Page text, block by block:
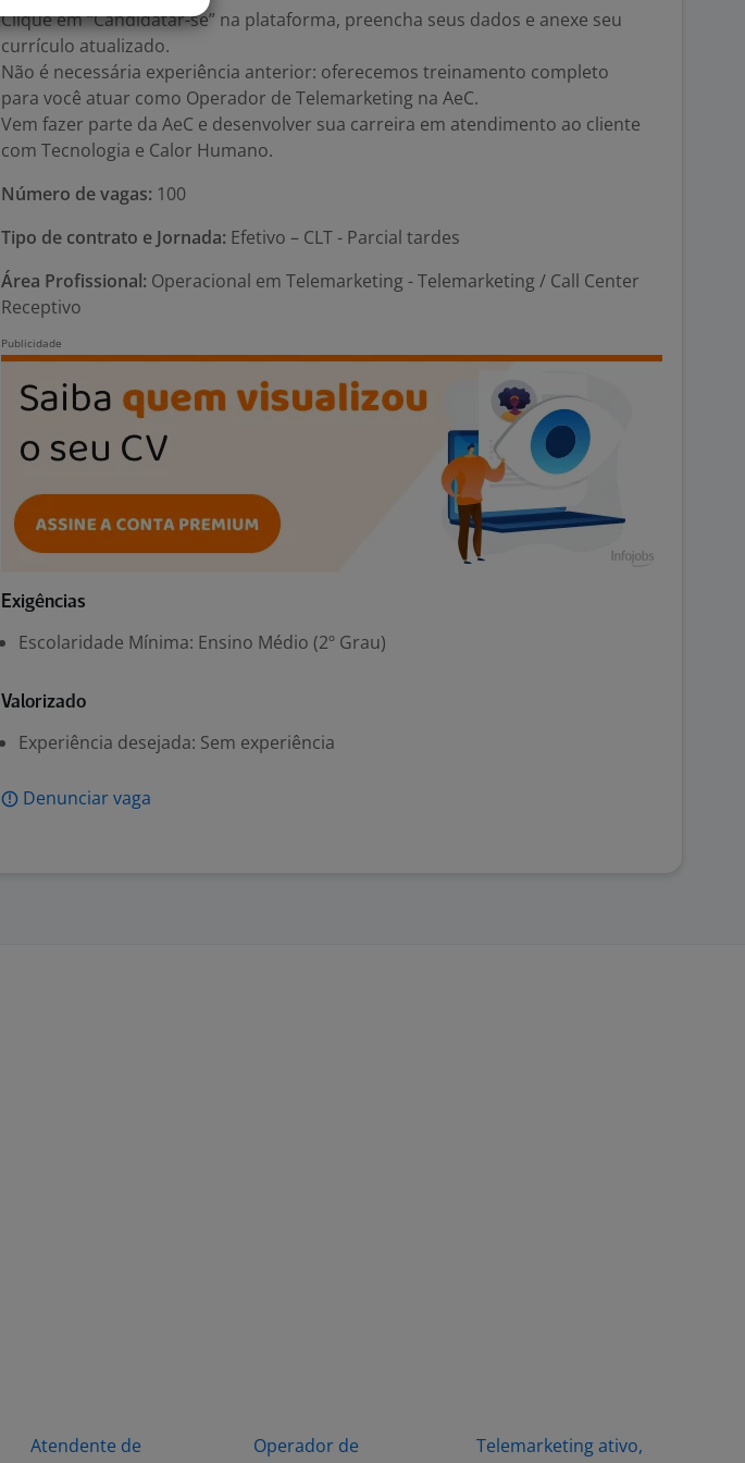
Clique em “Candidatar-se” na plataforma, preencha seus dados e anexe seu
currículo atualizado.
Não é necessária experiência anterior: oferecemos treinamento completo
para você atuar como Operador de Telemarketing na AeC.
Vem fazer parte da AeC e desenvolver sua carreira em atendimento ao cliente
com Tecnologia e Calor Humano.
Número de vagas: 100
Tipo de contrato e Jornada: Efetivo – CLT - Parcial tardes
Área Profissional: Operacional em Telemarketing - Telemarketing / Call Center
Receptivo
Exigências
Escolaridade Mínima: Ensino Médio (2º Grau)
Valorizado
Experiência desejada: Sem experiência
Denunciar vaga
Atendente de
Operador de
Telemarketing ativo,